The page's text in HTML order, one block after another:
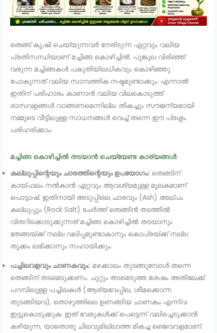
തെങ്ങ് കൃഷി ചെയ്യുന്നവർ നേരിടുന്ന ഏറ്റവും വലിയ
പ്രതിസന്ധിയാണ് മച്ചിങ്ങ കൊഴിച്ചിൽ. പൂങ്കുല വിരിഞ്ഞ്
വരുന്ന മച്ചിങ്ങകൾ പകുതിയിലധികവും കൊഴിഞ്ഞു
പോകുന്നത് വലിയ സാമ്പത്തിക നഷ്ടമുണ്ടാക്കും. എന്നാൽ
ഇതിന് പരിഹാരം കാണാൻ വലിയ വിലകൊടുത്ത്
രാസവളങ്ങൾ വാങ്ങണമെന്നില്ല. തികച്ചും സൗജന്യമായി
നമ്മുടെ വീട്ടിലുള്ള സാധനങ്ങൾ വെച്ച് തന്നെ ഈ പ്രശ്നം
പരിഹരിക്കാം.
മച്ചിങ്ങ കൊഴിച്ചിൽ തടയാൻ ചെയ്യേണ്ട കാര്യങ്ങൾ:
കല്ലുപ്പിന്റെയും ചാരത്തിന്റെയും ഉപയോഗം: തെങ്ങിന്
കായ്ഫലം നൽകാൻ ഏറ്റവും ആവശ്യമുള്ള മൂലകമാണ്
പൊട്ടാഷ്. ഇതിനായി അടുപ്പിലെ ചാരവും (Ash) അല്പം
കല്ലുപ്പും (Rock Salt) ചേർത്ത് തെങ്ങിൻ തടത്തിൽ
വിതറിക്കൊടുക്കുന്നത് മച്ചിങ്ങ കൊഴിച്ചിൽ തടയാനും
തേങ്ങയ്ക്ക് നല്ല വലിപ്പമുണ്ടാകാനും കൊപ്രയ്ക്ക് നല്ല
തൂക്കം ലഭിക്കാനും സഹായിക്കും.
പച്ചിലവളവും ചാണകവും: മഴക്കാലം തുടങ്ങുമ്പോൾ തന്നെ
തെങ്ങിന് തടമെടുക്കണം. ചുറ്റും തടമെടുത്ത ശേഷം അതിലേക്ക്
പറമ്പിലുള്ള പച്ചിലകൾ (ആര്യവേപ്പില, ശീമക്കൊന്ന
തുടങ്ങിയവ), തൊഴുത്തിലെ ഉണങ്ങിയ ചാണകം എന്നിവ
ഇട്ടുകൊടുക്കുക. ഇത് വേരുകൾക്ക് പെട്ടെന്ന് വലിച്ചെടുക്കാൻ
കഴിയുന്ന, യാതൊരു ചിലവുമില്ലാത്ത മികച്ച ജൈവവളമാണ്.